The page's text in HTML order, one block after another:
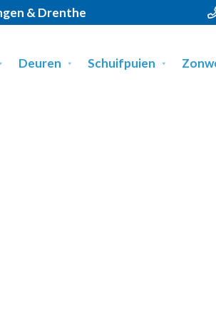
& Drenthe
Deuren Schuifpuien